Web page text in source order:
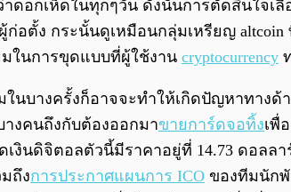
ดอกเห็ดในทุกๆวัน ดังนั้นการตัดสินใจเ
อตั้ง กระนั้นดูเหมือนกลุ่มเหรียญ
ในการขุดแบบที่ผู้ใช้งาน cryptocurrency
นบางครั้งก็อาจจะทำให้เกิดปัญหาทาง
างคนถึงกับต้องออกมาขายการ์ดจอทิ้งเพื่
เงินดิจิตอลตัวนี้มีราคาอยู่ที่ 14.73 ดอลล
ถึงการประกาศแผนการ ICO ของทีมนัก